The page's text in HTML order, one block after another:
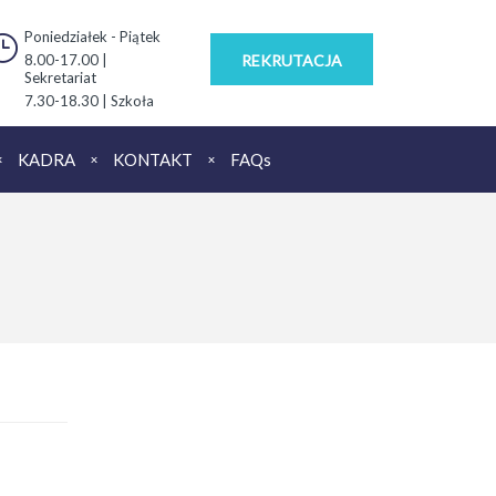
Poniedziałek - Piątek
8.00-17.00 |
Sekretariat
7.30-18.30 | Szkoła
REKRUTACJA
KADRA KONTAKT FAQs